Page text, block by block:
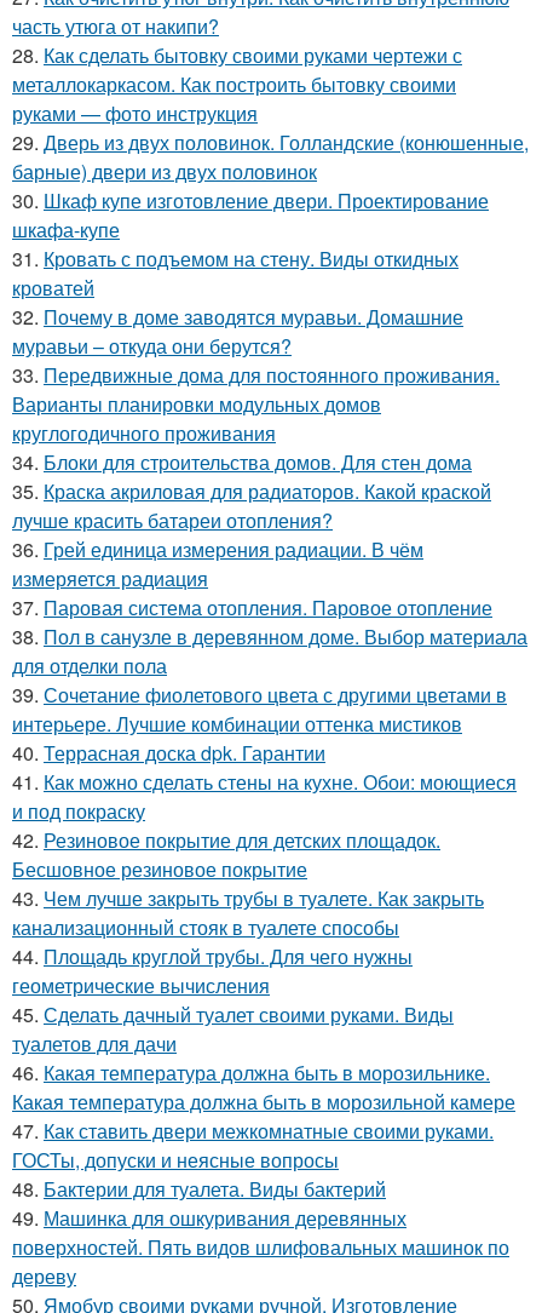
часть утюга от накипи?
28. Как сделать бытовку своими руками чертежи с
металлокаркасом. Как построить бытовку своими
руками — фото инструкция
29. Дверь из двух половинок. Голландские (конюшенные,
барные) двери из двух половинок
30. Шкаф купе изготовление двери. Проектирование
шкафа-купе
31. Кровать с подъемом на стену. Виды откидных
кроватей
32. Почему в доме заводятся муравьи. Домашние
муравьи – откуда они берутся?
33. Передвижные дома для постоянного проживания.
Варианты планировки модульных домов
круглогодичного проживания
34. Блоки для строительства домов. Для стен дома
35. Краска акриловая для радиаторов. Какой краской
лучше красить батареи отопления?
36. Грей единица измерения радиации. В чём
измеряется радиация
37. Паровая система отопления. Паровое отопление
38. Пол в санузле в деревянном доме. Выбор материала
для отделки пола
39. Сочетание фиолетового цвета с другими цветами в
интерьере. Лучшие комбинации оттенка мистиков
40. Террасная доска dpk. Гарантии
41. Как можно сделать стены на кухне. Обои: моющиеся
и под покраску
42. Резиновое покрытие для детских площадок.
Бесшовное резиновое покрытие
43. Чем лучше закрыть трубы в туалете. Как закрыть
канализационный стояк в туалете способы
44. Площадь круглой трубы. Для чего нужны
геометрические вычисления
45. Сделать дачный туалет своими руками. Виды
туалетов для дачи
46. Какая температура должна быть в морозильнике.
Какая температура должна быть в морозильной камере
47. Как ставить двери межкомнатные своими руками.
ГОСТы, допуски и неясные вопросы
48. Бактерии для туалета. Виды бактерий
49. Машинка для ошкуривания деревянных
поверхностей. Пять видов шлифовальных машинок по
дереву
50. Ямобур своими руками ручной. Изготовление